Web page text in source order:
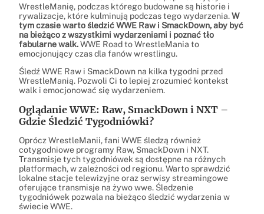
WrestleManię, podczas którego budowane są historie i
rywalizacje, które kulminują podczas tego wydarzenia.W
tym czasie warto śledzić WWE Raw i SmackDown, aby być
na bieżąco z wszystkimi wydarzeniami i poznać tło
fabularne walk.WWE Road to WrestleMania to
emocjonujący czas dla fanów wrestlingu.
Śledź WWE Raw i SmackDown na kilka tygodni przed
WrestleManią. Pozwoli Ci to lepiej zrozumieć kontekst
walk i emocjonować się wydarzeniem.
Oglądanie WWE: Raw, SmackDown i NXT –
Gdzie Śledzić Tygodniówki?
Oprócz WrestleManii, fani WWE śledzą również
cotygodniowe programy Raw, SmackDown i NXT.
Transmisje tych tygodniówek są dostępne na różnych
platformach, w zależności od regionu. Warto sprawdzić
lokalne stacje telewizyjne oraz serwisy streamingowe
oferujące transmisje na żywo wwe. Śledzenie
tygodniówek pozwala na bieżąco śledzić wydarzenia w
świecie WWE.